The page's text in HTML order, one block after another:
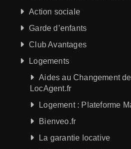
Action sociale
Garde d’enfants
Club Avantages
Logements
Aides au Changement
LocAgent.fr
Logement : Plateforme
Bienveo.fr
La garantie locative